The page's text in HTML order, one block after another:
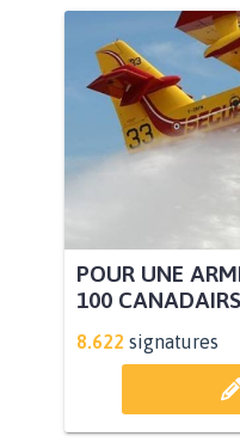
POUR UNE
100
8.622 signatures